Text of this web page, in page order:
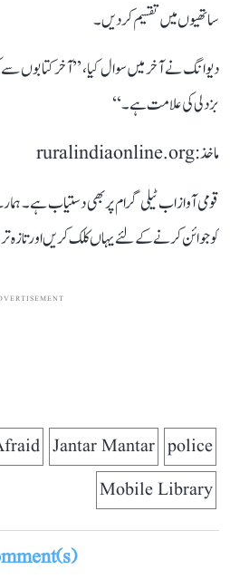
ساتھیوں میں تقسیم کردیں۔
دیوانگ نے آخر میں سوال کیا، ’’آخر کتابوں
بزدلی کی علامت ہے۔‘‘
ماخذ: ruralindiaonline.org
قومی آواز اب ٹیلی گرام پر بھی دستیاب ہے۔
کو جوائن کرنے کے لئے یہاں کلک کریں اور
police
Jantar Mantar
Mobile Library